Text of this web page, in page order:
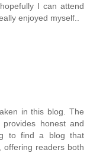
I can attend
enjoyed myself..
in this blog. The
honest and
to find a blog that
offering readers both